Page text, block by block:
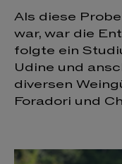
Als diese
war, war die
folgte ein
Udine und
diversen
Foradori und